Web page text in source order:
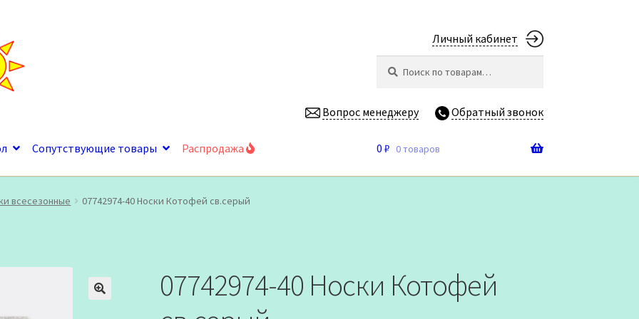
Личный кабинет
Вопрос менеджеру Обратный звонок
Сопутствующие товары Распродажа 0 ₽ 0 товаров
всесезонные 07742974-40 Носки Котофей св.серый
07742974-40 Носки Котофей